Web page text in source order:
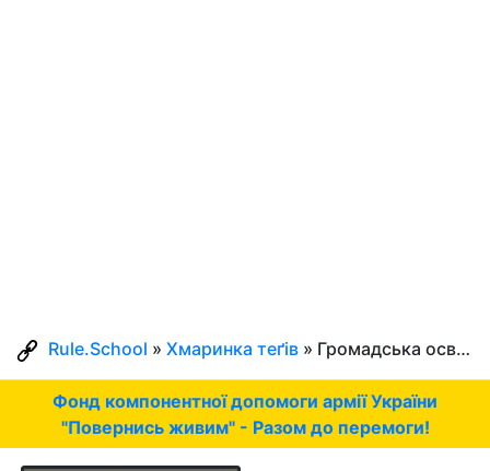
Rule.School » Хмаринка теґів » Громадська освіта
Фонд компонентної допомоги армії України
"Повернись живим" - Разом до перемоги!